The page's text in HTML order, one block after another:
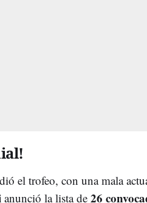
el trofeo, con una mala
anunció la lista de 26